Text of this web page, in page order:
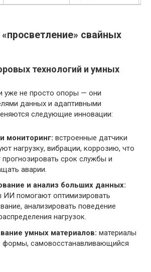
свайных
технологий и умных
уже не просто опоры — они
данных и адаптивными
следующие инновации:
мониторинг: встроенные датчики
нагрузку, вибрации, коррозию, что
прогнозировать срок службы и
аварии.
и анализ больших данных:
ИИ помогают оптимизировать
анализировать поведение
нагрузок.
умных материалов: материалы
формы, самовосстанавливающийся